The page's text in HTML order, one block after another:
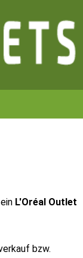
L'Oréal Outlet
bzw.